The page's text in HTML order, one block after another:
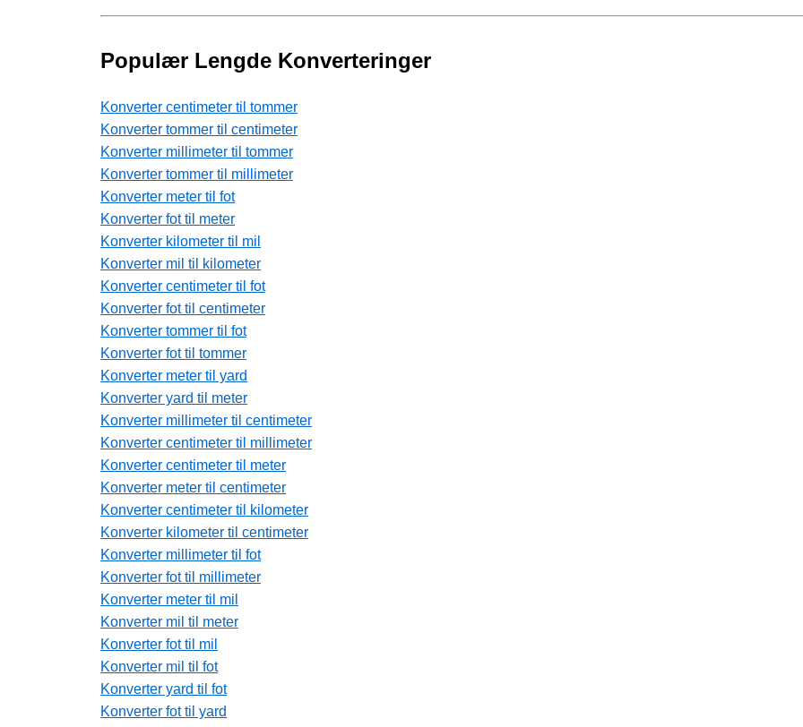
Populær Lengde Konverteringer
Konverter centimeter til tommer
Konverter tommer til centimeter
Konverter millimeter til tommer
Konverter tommer til millimeter
Konverter meter til fot
Konverter fot til meter
Konverter kilometer til mil
Konverter mil til kilometer
Konverter centimeter til fot
Konverter fot til centimeter
Konverter tommer til fot
Konverter fot til tommer
Konverter meter til yard
Konverter yard til meter
Konverter millimeter til centimeter
Konverter centimeter til millimeter
Konverter centimeter til meter
Konverter meter til centimeter
Konverter centimeter til kilometer
Konverter kilometer til centimeter
Konverter millimeter til fot
Konverter fot til millimeter
Konverter meter til mil
Konverter mil til meter
Konverter fot til mil
Konverter mil til fot
Konverter yard til fot
Konverter fot til yard